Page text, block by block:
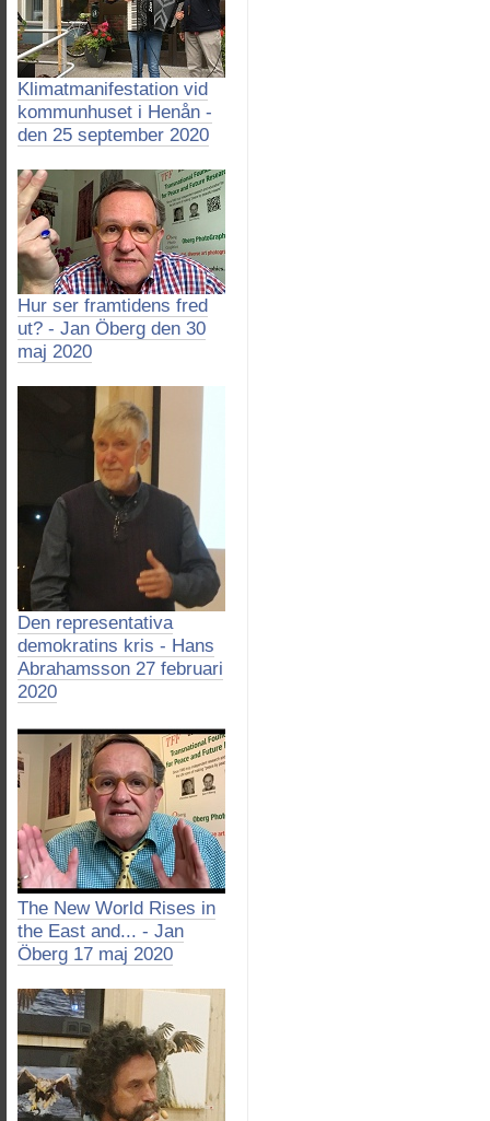
Klimatmanifestation vid
kommunhuset i Henån -
den 25 september 2020
Hur ser framtidens fred
ut? - Jan Öberg den 30
maj 2020
Den representativa
demokratins kris - Hans
Abrahamsson 27 februari
2020
The New World Rises in
the East and... - Jan
Öberg 17 maj 2020